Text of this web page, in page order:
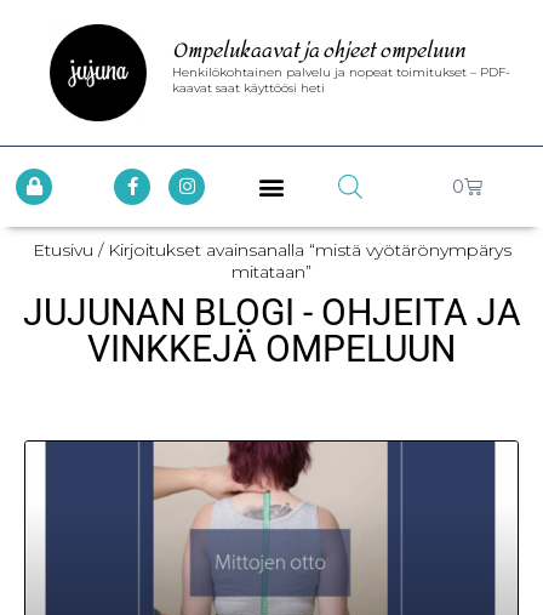
Ompelukaavat ja ohjeet ompeluun
Henkilökohtainen palvelu ja nopeat toimitukset – PDF-
kaavat saat käyttöösi heti
0
Etusivu / Kirjoitukset avainsanalla “mistä vyötärönympärys
mitataan”
JUJUNAN BLOGI - OHJEITA JA
VINKKEJÄ OMPELUUN